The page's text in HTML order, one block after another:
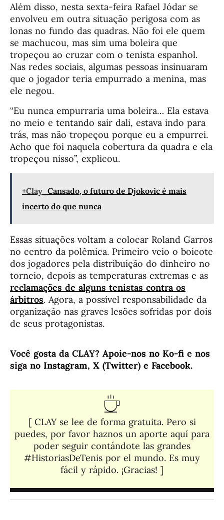
Além disso, nesta sexta-feira Rafael Jódar se
envolveu em outra situação perigosa com as
lonas no fundo das quadras. Não foi ele quem
se machucou, mas sim uma boleira que
tropeçou ao cruzar com o tenista espanhol.
Nas redes sociais, algumas pessoas insinuaram
que o jogador teria empurrado a menina, mas
ele negou.
“Eu nunca empurraria uma boleira… Ela estava
no meio e tentando sair dali, estava indo para
trás, mas não tropeçou porque eu a empurrei.
Acho que foi naquela cobertura da quadra e ela
tropeçou nisso”, explicou.
+Clay Cansado, o futuro de Djokovic é mais
incerto do que nunca
Essas situações voltam a colocar Roland Garros
no centro da polêmica. Primeiro veio o boicote
dos jogadores pela distribuição do dinheiro no
torneio, depois as temperaturas extremas e as
reclamações de alguns tenistas contra os
árbitros. Agora, a possível responsabilidade da
organização nas graves lesões sofridas por dois
de seus protagonistas.
Você gosta da CLAY? Apoie-nos no Ko-fi e nos
siga no Instagram, X (Twitter) e Facebook.
[ CLAY se lee de forma gratuita. Pero si
puedes, por favor haznos un aporte aquí para
poder seguir contándote las grandes
#HistoriasDeTenis por el mundo. Es muy
fácil y rápido. ¡Gracias! ]​